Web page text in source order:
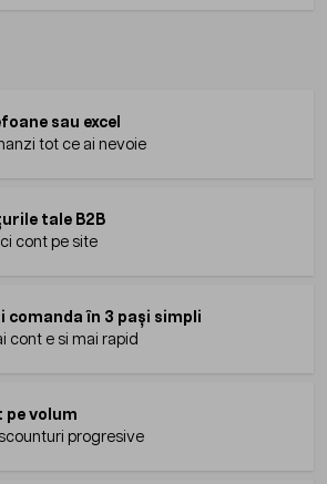
sau excel
tot ce ai nevoie
tale B2B
cont pe site
comanda în 3 pași simpli
cont e si mai rapid
pe volum
progresive